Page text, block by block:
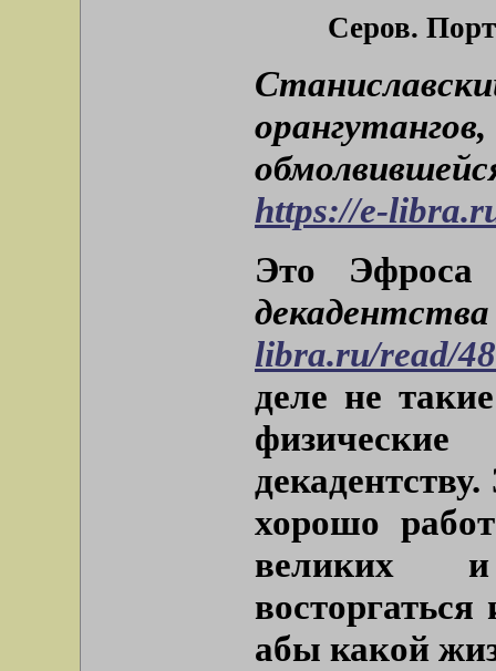
Серов.
https://e-
Это
libra.ru/read/
деле не
хорошо
великих
абы какой